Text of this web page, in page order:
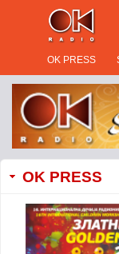
OK PRESS
OK PRESS